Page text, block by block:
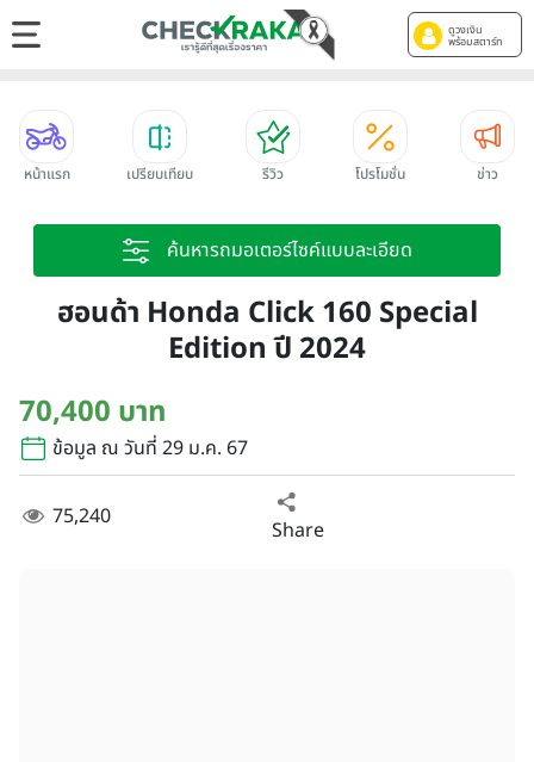
ดูวงเงิน
พร้อมสตาร์ท
หน้าแรก เปรียบเทียบ รีวิว โปรโมชั่น ข่าว
ค้นหารถมอเตอร์ไซค์แบบละเอียด
ฮอนด้า Honda Click 160 Special
Edition ปี 2024
70,400 บาท
ข้อมูล ณ วันที่ 29 ม.ค. 67
75,240 Share